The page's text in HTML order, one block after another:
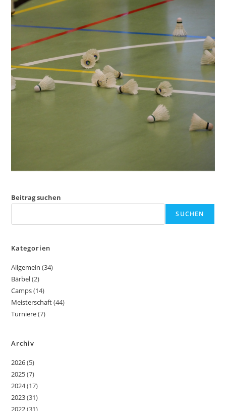
Beitrag suchen
SUCHEN
Kategorien
Allgemein (34)
Bärbel(2)
Camps(14)
Meisterschaft(44)
Turniere(7)
Archiv
2026(5)
2025(7)
2024(17)
2023(31)
2022(31)